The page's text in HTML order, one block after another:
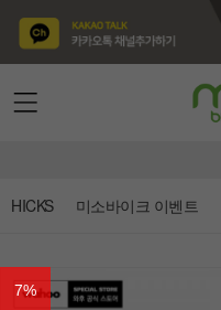
HICKS 미소바이크 이벤트
7%